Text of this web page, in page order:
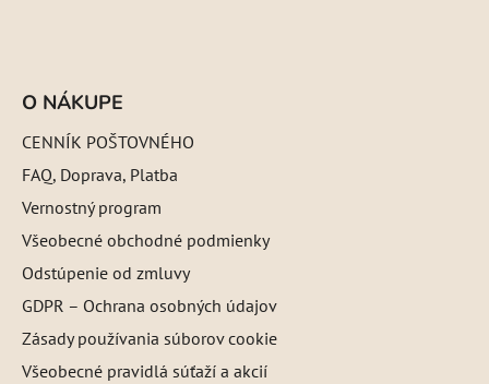
O NÁKUPE
CENNÍK POŠTOVNÉHO
FAQ, Doprava, Platba
Vernostný program
Všeobecné obchodné podmienky
Odstúpenie od zmluvy
GDPR – Ochrana osobných údajov
Zásady používania súborov cookie
Všeobecné pravidlá súťaží a akcií